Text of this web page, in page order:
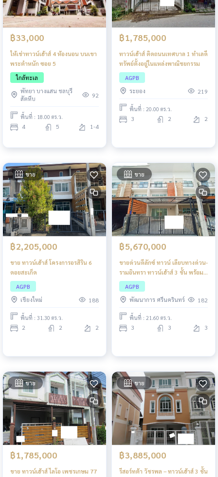
฿33,000
ให้เช่าทาวน์เฮ้าส์ 4 ห้องนอน บนเขา
พระตำหนัก ซอย 5
ใกล้ทะเล
พัทยา บางแสน ชลบุรี
สัตหีบ
92
พื้นที่ : 18.00 ตร.ว.
4 5 1-4
฿1,785,000
ทาวน์เฮ้าส์ ติดถนนเทศบาล 1 ทำเลดี
ทรัพย์ตั้งอยู่ในแหล่งพาณิชยกรรม
AGPB
ระยอง
219
พื้นที่ : 20.00 ตร.ว.
3 2 2
ขาย
฿2,205,000
ขาย ทาวน์เฮ้าส์ โครงการอรสิริน 6
ดอยสะเก็ด
AGPB
เชียงใหม่
188
พื้นที่ : 31.30 ตร.ว.
2 2 2
ขาย
฿5,670,000
ขายด่วนดีลักซ์ ทาวน์ เลียบทางด่วน-
รามอินทรา ทาวน์เฮ้าส์ 3 ชั้น พร้อม
เข้าอยู่!
AGPB
พัฒนาการ ศรีนครินทร์
182
พื้นที่ : 21.60 ตร.ว.
3 3 3
ขาย
฿1,785,000
ขาย ทาวน์เฮ้าส์ ไลโอ เพชรเกษม 77
ขาย
฿3,885,000
รีสอร์ทต้า วัชรพล – ทาวน์เฮ้าส์ 3 ชั้น